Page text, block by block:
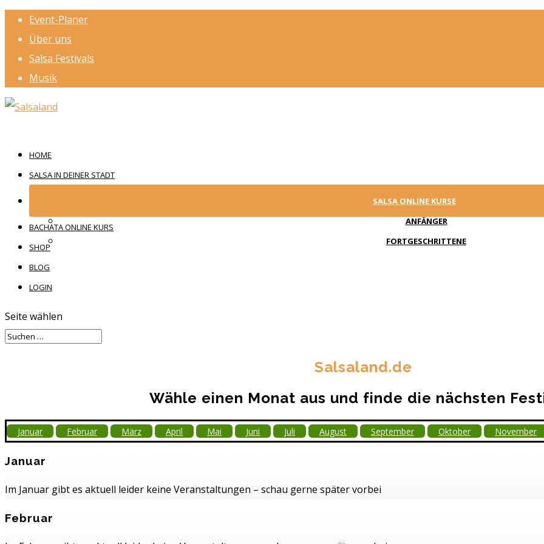
Event-Planer
Über uns
Salsa Festivals
Musik
HOME
SALSA IN DEINER STADT
SALSA ONLINE KURSE
ANFÄNGER
FORTGESCHRITTENE
BACHATA ONLINE KURS
SHOP
BLOG
LOGIN
Seite wählen
Salsaland.de
Wähle einen Monat aus und finde die nächsten
Januar Februar März April Mai Juni Juli August September Oktober November
Januar
Im Januar gibt es aktuell leider keine Veranstaltungen – schau gerne später vorbei
Februar